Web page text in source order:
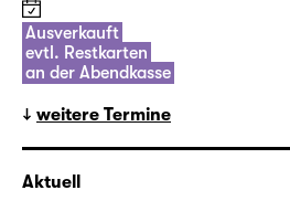
Ausverkauft
evtl. Restkarten
an der Abendkasse
weitere Termine
Aktuell